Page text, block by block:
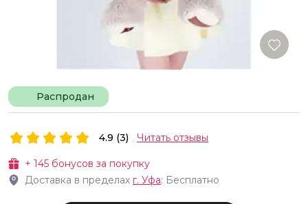
Распродан
+ 145 бонусов за покупку
Доставка в пределах г. Уфа: Бесплатно
4.9 (3) Читать отзывы